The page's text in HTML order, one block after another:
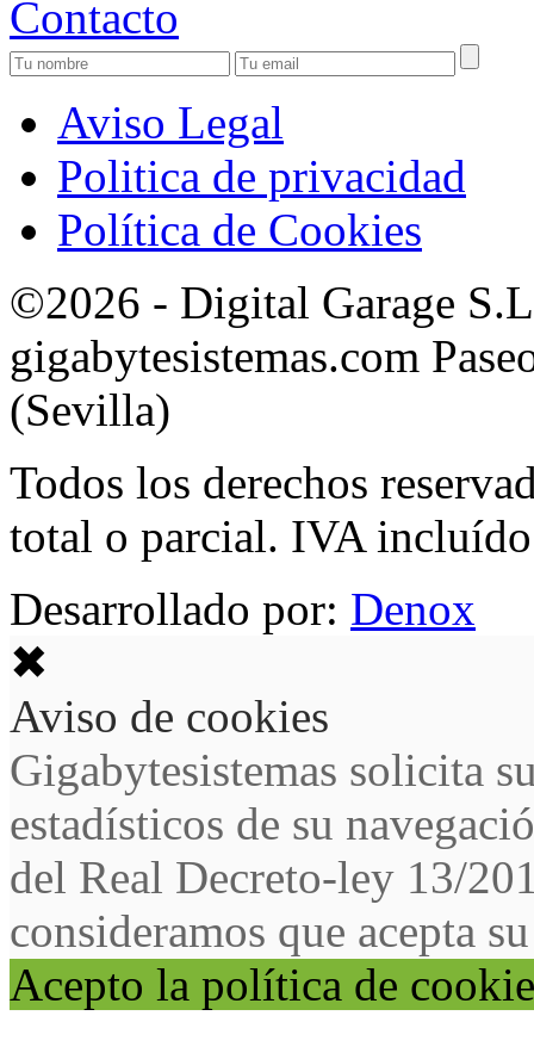
Contacto
Aviso Legal
Politica de privacidad
Política de Cookies
©2026 - Digital Garage
gigabytesistemas.com
(Sevilla)
Todos los derechos
total o parcial. IVA
Desarrollado por: Denox
✖
Aviso de cookies
Gigabytesistemas solicita
estadísticos de su
del Real Decreto-ley 13/
consideramos que acepta
Acepto la política de